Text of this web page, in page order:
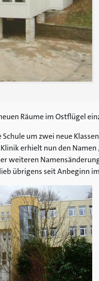
Räume im Ostflügel
um zwei neue
erhielt nun den
weiteren
übrigens seit Anbeginn